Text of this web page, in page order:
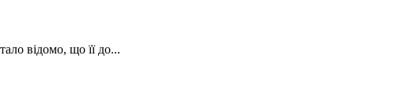
відомо, що її до...